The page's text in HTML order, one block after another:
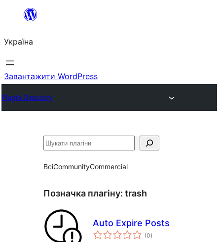
Перейти
вмісту
Україна
Завантажити WordPress
Plugin Directory
Пошук
ВсіCommunityCommercial
Позначка плагіну: trash
Auto Expire Posts
(0загальний
рейтинг
)